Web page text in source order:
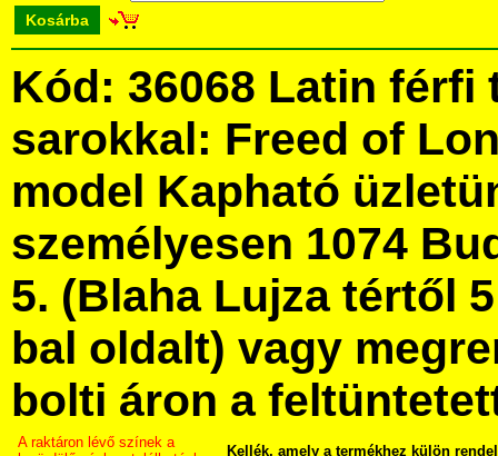
Kosárba
Kód: 36068 Latin férfi
sarokkal: Freed of
model Kapható
személyesen 1074
5. (Blaha Lujza tértől
bal oldalt) vagy
bolti áron a
A raktáron lévő színek a
Kellék, amely a termékhez külön